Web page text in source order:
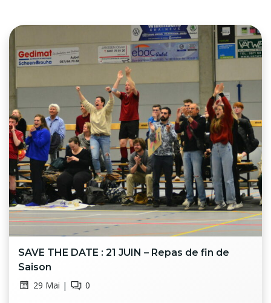
SAVE THE DATE : 21 JUIN – Repas de fin de
Saison
29 Mai | 0